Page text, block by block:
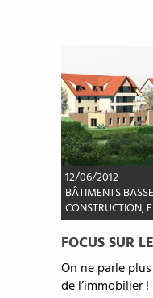
12/06/2012
BÂTIMENTS
CONSTRUCTION,
FOCUS SUR
On ne parle
de l’immobilier